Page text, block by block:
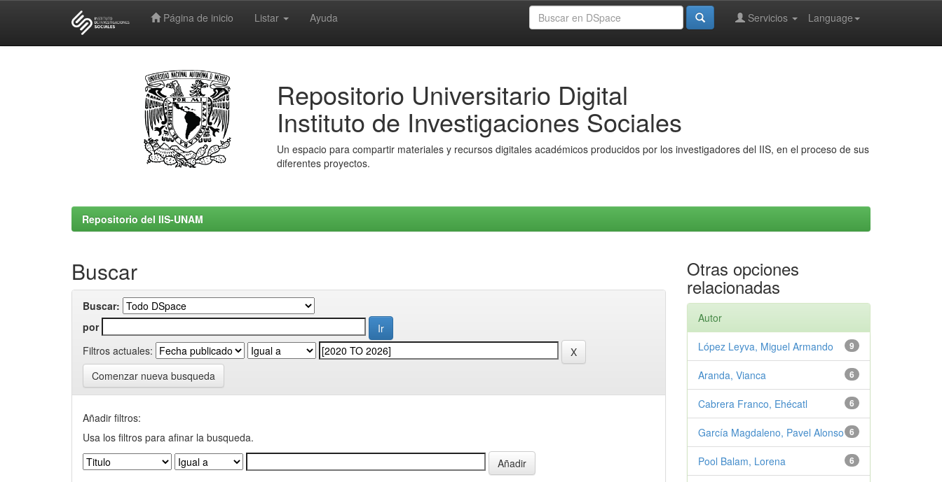
Página de inicio Listar Ayuda Language
Servicios
Repositorio Universitario Digital
Instituto de Investigaciones Sociales
Un espacio para compartir materiales y recursos digitales académicos producidos por los investigadores del IIS, en el proceso de sus
diferentes proyectos.
Repositorio del IIS-UNAM
Buscar
Buscar:
por
Filtros actuales:
Comenzar nueva busqueda
Añadir filtros:
Usa los filtros para afinar la busqueda.
Otras opciones
relacionadas
Autor
9
López Leyva, Miguel Armando
6
Aranda, Vianca
6
Cabrera Franco, Ehécatl
6
García Magdaleno, Pavel Alonso
6
Pool Balam, Lorena